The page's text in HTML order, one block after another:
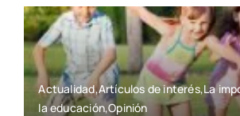
Actualidad,Artículos de interés,La
la educación,Opinión